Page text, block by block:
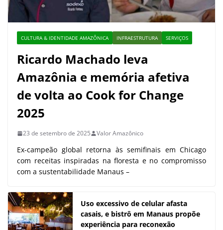
CULTURA & IDENTIDADE AMAZÔNICA INFRAESTRUTURA SERVIÇOS
Ricardo Machado leva
Amazônia e memória afetiva
de volta ao Cook for Change
2025
23 de setembro de 2025 Valor Amazônico
Ex-campeão global retorna às semifinais em Chicago
com receitas inspiradas na floresta e no compromisso
com a sustentabilidade Manaus –
Uso excessivo de celular afasta
casais, e bistrô em Manaus propõe
experiência para reconexão